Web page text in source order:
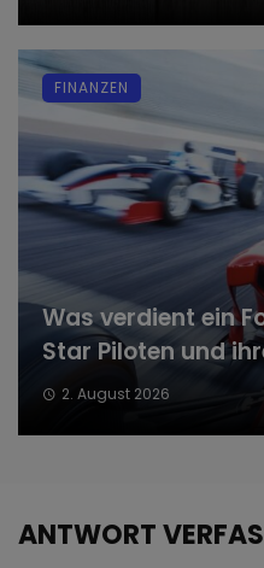
Was verdient ein
Star Piloten und
2. August 2026
FINANZEN
ANTWORT